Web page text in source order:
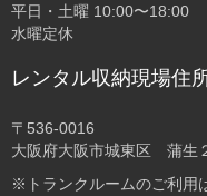
平日・土曜 10:00〜18:00
水曜定休
レンタル収納現場住
〒536-0016
大阪府大阪市城東区 蒲生
※トランクルームのご利用